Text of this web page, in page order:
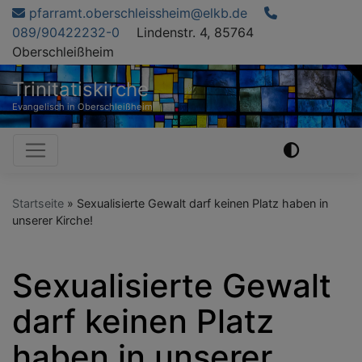
Direkt
zum
Inhalt
pfarramt.oberschleissheim@elkb.de
089/90422232-0
Lindenstr. 4, 85764
Oberschleißheim
Trinitatiskirche
Evangelisch in Oberschleißheim
Hauptnavigation
Startseite
Sexualisierte Gewalt darf keinen Platz haben in
unserer Kirche!
Sexualisierte Gewalt
darf keinen Platz